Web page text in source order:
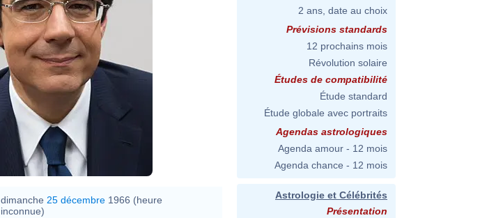
dimanche 25 décembre 1966 (heure
inconnue)
2 ans, date au choix
Prévisions standards
12 prochains mois
Révolution solaire
Études de compatibilité
Étude standard
Étude globale avec portraits
Agendas astrologiques
Agenda amour - 12 mois
Agenda chance - 12 mois
Astrologie et Célébrités
Présentation